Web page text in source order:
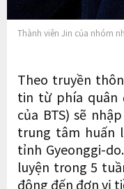
Thành viên Jin của nhóm
Theo truyền
tin từ phía quân
của BTS) sẽ
trung tâm huấn
tỉnh Gyeonggi-
luyện trong 5
động đến đơn vị